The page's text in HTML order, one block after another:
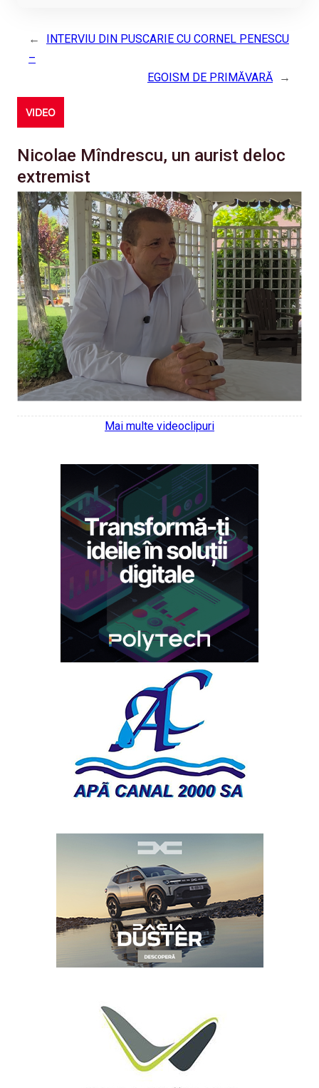
←
INTERVIU DIN PUSCARIE CU CORNEL PENESCU
–
EGOISM DE PRIMĂVARĂ
→
VIDEO
Nicolae Mîndrescu, un aurist deloc
extremist
Mai multe videoclipuri